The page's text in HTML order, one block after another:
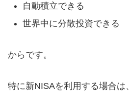
自動積立できる
世界中に分散投資できる
からです。
特に新NISAを利用する場合は、